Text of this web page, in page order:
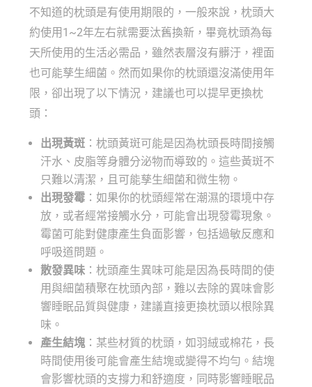
不知道的枕頭是有使用期限的，一般來說，枕頭大
約使用1~2年左右就需要汰舊換新，畢竟枕頭為每
天所使用的生活必需品，雖然表層沒有髒汙，裡面
也可能孳生細菌。然而如果你的枕頭還沒滿使用年
限，卻出現了以下情況，建議也可以提早更換枕
頭：
出現黃斑 ：枕頭黃斑可能是因為枕頭長時間接觸
汗水、皮脂等身體分泌物而導致的。這些黃斑不
只難以清潔，且可能孳生細菌和微生物。
出現發霉 ：如果你的枕頭經常在潮濕的環境中存
放，或者經常接觸水分，可能會出現發霉現象。
霉菌可能對健康產生負面影響，包括過敏反應和
呼吸道問題。
散發異味 ：枕頭產生異味可能是因為長時間的使
用與細菌積聚在枕頭內部，難以去除的異味會影
響睡眠品質與健康，建議直接更換枕頭以根除異
味。
產生結塊 ：某些材質的枕頭，如羽絨或棉花，長
時間使用後可能會產生結塊或變得不均勻。結塊
會影響枕頭的支撐力和舒適度，同時影響睡眠品